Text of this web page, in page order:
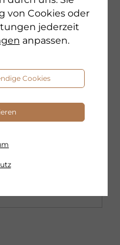
von Cookies oder
jederzeit
anpassen.
Cookies